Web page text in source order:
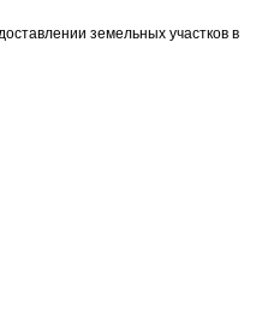
земельных участков в